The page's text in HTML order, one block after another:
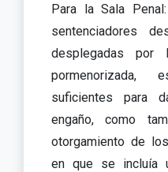
Para la Sala
sentenciadores
desplegadas por
pormenorizada,
suficientes para
engaño, como
otorgamiento de
en que se incluía